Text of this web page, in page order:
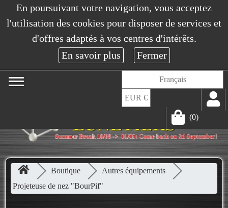
En poursuivant votre navigation, vous acceptez
l'utilisation des cookies pour disposer de services et
d'offres adaptés à vos centres d'intérêts.
Français
EUR €
(0)
Boutique
Autres équipements
Projeteuse de nez "BourPif"